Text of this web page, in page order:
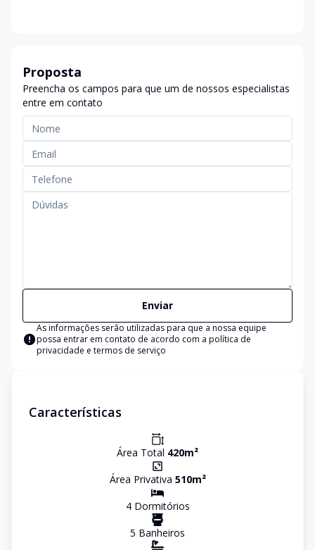
Proposta
Preencha os campos para que um de nossos especialistas
entre em contato
Enviar
As informações serão utilizadas para que a nossa equipe
possa entrar em contato de acordo com a política de
privacidade e termos de serviço
Características
Área Total 420m²
Área Privativa 510m²
4Dormitórios
5 Banheiros